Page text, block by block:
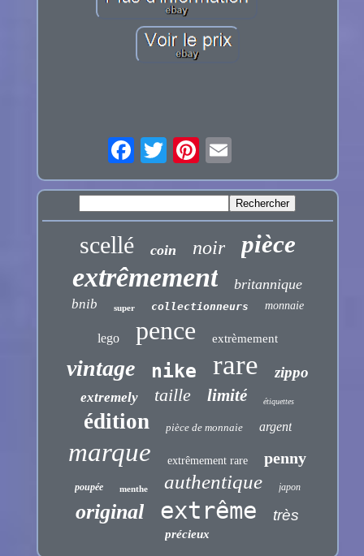
scellé coin noir pièce
extrêmement britannique
bnib super collectionneurs monnaie
lego pence extrèmement
vintage nike rare zippo
extremely taille limité étiquettes
édition pièce de monnaie argent
marque extrêmement rare penny
poupée menthe authentique japon
original extrême très
précieux